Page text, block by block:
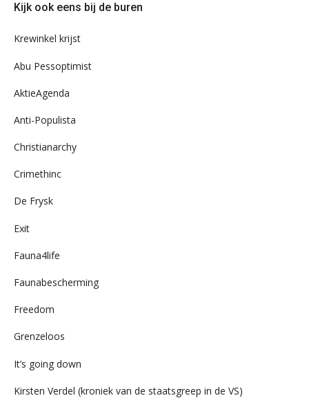
ons
Kijk ook eens bij de buren
Krewinkel krijst
Abu Pessoptimist
AktieAgenda
Anti-Populista
Christianarchy
Crimethinc
De Frysk
Exit
Fauna4life
Faunabescherming
Freedom
Grenzeloos
It’s going down
Kirsten Verdel (kroniek van de staatsgreep in de VS)